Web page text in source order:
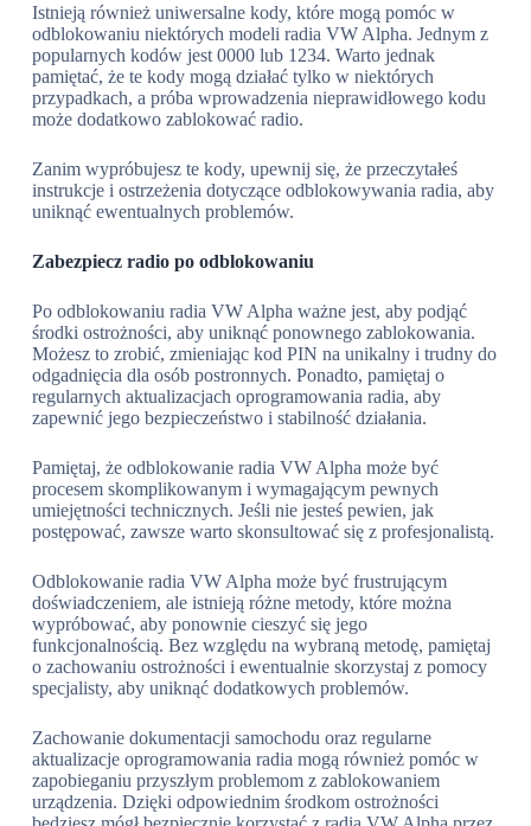
Istnieją również uniwersalne kody, które mogą pomóc w
odblokowaniu niektórych modeli radia VW Alpha. Jednym z
popularnych kodów jest 0000 lub 1234. Warto jednak
pamiętać, że te kody mogą działać tylko w niektórych
przypadkach, a próba wprowadzenia nieprawidłowego kodu
może dodatkowo zablokować radio.
Zanim wypróbujesz te kody, upewnij się, że przeczytałeś
instrukcje i ostrzeżenia dotyczące odblokowywania radia, aby
uniknąć ewentualnych problemów.
Zabezpiecz radio po odblokowaniu
Po odblokowaniu radia VW Alpha ważne jest, aby podjąć
środki ostrożności, aby uniknąć ponownego zablokowania.
Możesz to zrobić, zmieniając kod PIN na unikalny i trudny do
odgadnięcia dla osób postronnych. Ponadto, pamiętaj o
regularnych aktualizacjach oprogramowania radia, aby
zapewnić jego bezpieczeństwo i stabilność działania.
Pamiętaj, że odblokowanie radia VW Alpha może być
procesem skomplikowanym i wymagającym pewnych
umiejętności technicznych. Jeśli nie jesteś pewien, jak
postępować, zawsze warto skonsultować się z profesjonalistą.
Odblokowanie radia VW Alpha może być frustrującym
doświadczeniem, ale istnieją różne metody, które można
wypróbować, aby ponownie cieszyć się jego
funkcjonalnością. Bez względu na wybraną metodę, pamiętaj
o zachowaniu ostrożności i ewentualnie skorzystaj z pomocy
specjalisty, aby uniknąć dodatkowych problemów.
Zachowanie dokumentacji samochodu oraz regularne
aktualizacje oprogramowania radia mogą również pomóc w
zapobieganiu przyszłym problemom z zablokowaniem
urządzenia. Dzięki odpowiednim środkom ostrożności